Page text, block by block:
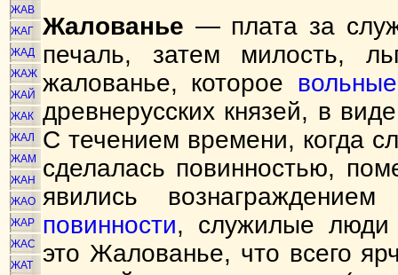
ЖАВ
ЖАГ
ЖАД
ЖАЖ
ЖАЙ
ЖАК
ЖАЛ
ЖАМ
ЖАН
ЖАО
ЖАР
ЖАС
ЖАТ
Жалованье — плата за
печаль, затем милость,
жалованье, которое
древнерусских князей, в
С течением времени, когда
сделалась повинностью,
явились
повинности, служилые люди
это Жалованье, что всего